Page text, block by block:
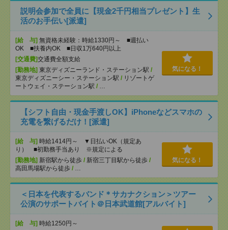
説明会参加で全員に【現金2千円相当プレゼント】生
活のお手伝い[派遣]
[給 与] 無資格未経験：時給1330円～ ■週払い
OK ■扶養内OK ■日収1万640円以上
[交通費]交通費全額支給
[勤務地] 東京ディズニーランド・ステーション駅 /
東京ディズニーシー・ステーション駅 / リゾートゲ
ートウェイ・ステーション駅 / …
気になる！
【シフト自由・現金手渡しOK】iPhoneなどスマホの
充電を繋げるだけ！[派遣]
[給 与] 時給1414円～ ▼日払いOK（規定あ
り） ■初勤務手当あり ※規定による
[勤務地] 新宿駅から徒歩 / 新宿三丁目駅から徒歩 /
高田馬場駅から徒歩 / …
気になる！
＜日本を代表するバンド＊サカナクション＞ツアー
公演のサポートバイト＠日本武道館[アルバイト]
[給 与] 時給1250円～